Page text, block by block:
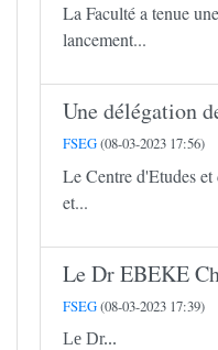
La Faculté a tenue
lancement...
Une délégation
FSEG(08-03-2023 17:56)
Le Centre d'Etudes
et...
Le Dr EBEKE
FSEG(08-03-2023 17:39)
Le Dr...